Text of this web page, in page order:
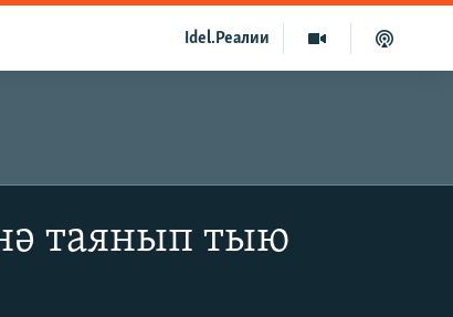
Idel.Реалии
таянып тыю